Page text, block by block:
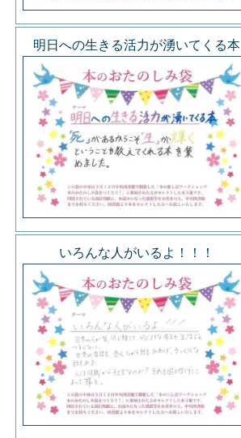
明日への生きる活力が湧いてくる本
いろんな人がいるよ！！！